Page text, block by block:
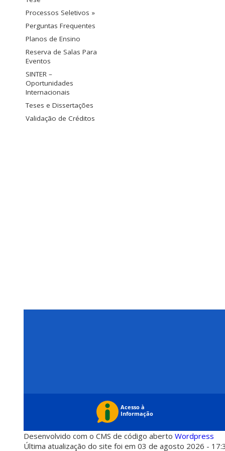
Processos Seletivos »
Perguntas Frequentes
Planos de Ensino
Reserva de Salas Para
Eventos
SINTER –
Oportunidades
Internacionais
Teses e Dissertações
Validação de Créditos
Desenvolvido com o CMS de código aberto Wordpress
Última atualização do site foi em 03 de agosto 2026 -